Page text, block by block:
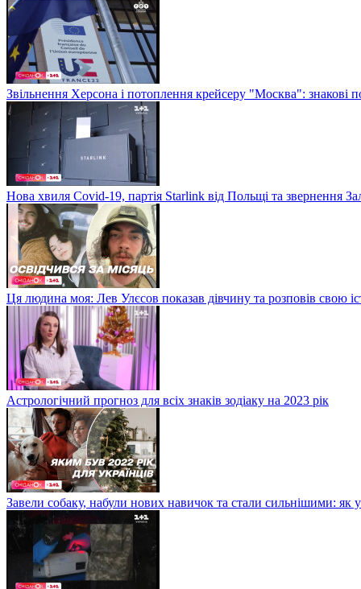
Звільнення Херсона і потоплення крейсеру "Москва": знакові
Нова хвиля Covid-19, партія Starlink від Польщі та звернення
Ця людина моя: Лев Улєсов показав дівчину та розповів свою
Астрологічний прогноз для всіх знаків зодіаку на 2023 рік
Завели собаку, набули нових навичок та стали сильнішими: як